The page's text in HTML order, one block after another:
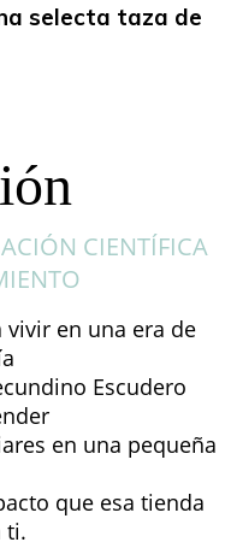
selecta taza de
CIENTÍFICA
en una era de
Escudero
en una pequeña
que esa tienda
ti.